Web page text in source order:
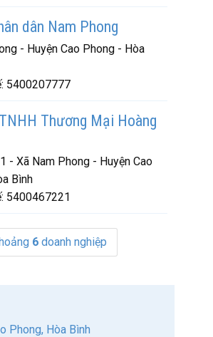
dân Nam Phong
- Huyện Cao Phong - Hòa
5400207777
Thương Mại Hoàng
- Xã Nam Phong - Huyện Cao
Bình
5400467221
6 doanh nghiệp
Phong, Hòa Bình